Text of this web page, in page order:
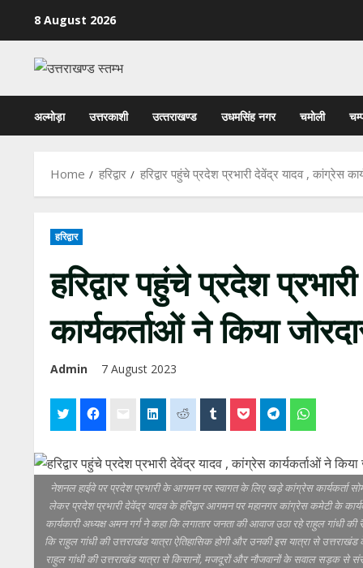
content
8 August 2026
अल्मोड़ा उत्तरकाशी उत्‍तराखण्‍ड उधमसिंह नगर चमोली
Home हरिद्वार हरिद्वार पहुंचे प्रदेश प्रभारी देवेंद्र यादव , कांग्रेस
हरिद्वार
हरिद्वार पहुंचे प्रदेश
कार्यकर्ताओं ने किया
Admin 7 August 2023
नेशनल हाईवे पर प्रदेश प्रभारी के आगमन पर स्वागत के लिए खड़े कांग्रेस कार्यकर्ता
लेकर प्रदेश प्रभारी देवेंद्र यादव के हरिद्वार आगमन पर महानगर कांग्रेस कमेटी के
कार्यकारी अध्यक्ष अमन गर्ग ने कहा कि लगातार जनता की आवाज उठा रहे राहुल गांधी
कि राहुल गांधी की उत्तराखंड यात्रा ऐतिहासिक होगी और उनकी इस यात्रा से
राहुल गांधी की उत्तराखंड यात्रा से किसानों, मजदूरों और नौजवानों के सवाल सड़क से